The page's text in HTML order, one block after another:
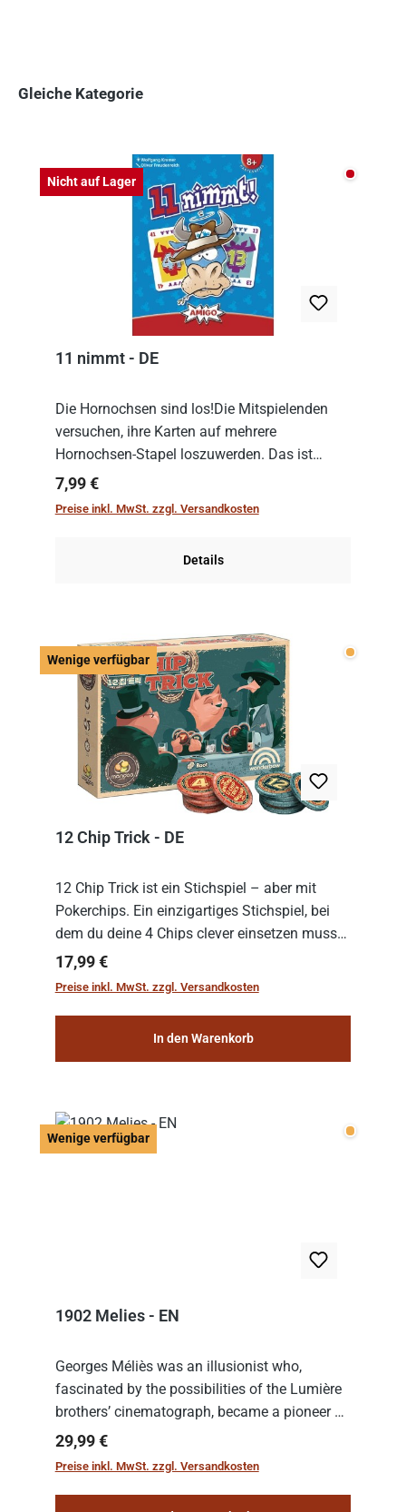
Gleiche Kategorie
Nicht auf Lager Nicht
11 nimmt - DE
Die Hornochsen sind los!Die Mitspielenden
versuchen, ihre Karten auf mehrere
Hornochsen-Stapel loszuwerden. Das ist
kniffliger als gedacht, denn die Differenz
zwischen ausgespielter Karte und der
Regulärer Preis:
7,99 €
Preise inkl. MwSt. zzgl. Versandkosten
Details
Wenige verfügbar Wenige
12 Chip Trick - DE
12 Chip Trick ist ein Stichspiel – aber mit
Pokerchips. Ein einzigartiges Stichspiel, bei
dem du deine 4 Chips clever einsetzen musst.
Wer die Chips mit dem höchsten Gesamtwert
hat, gewinnt die Runde. Aber Vorsicht: D...
Regulärer Preis:
17,99 €
Preise inkl. MwSt. zzgl. Versandkosten
In den Warenkorb
Wenige verfügbar Wenige
1902 Melies - EN
Georges Méliès was an illusionist who,
fascinated by the possibilities of the Lumière
brothers’ cinematograph, became a pioneer of
cinema. In 1902, he filmed his most famous
work: “Le Voyage dans la Lune” (“A Trip to...
Regulärer Preis:
29,99 €
Preise inkl. MwSt. zzgl. Versandkosten